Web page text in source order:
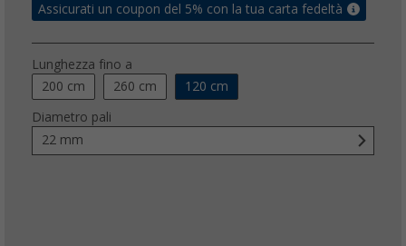
Assicurati un coupon del 5% con la tua carta fedeltà
Lunghezza fino a
200 cm
260 cm 120 cm
Diametro pali
22 mm